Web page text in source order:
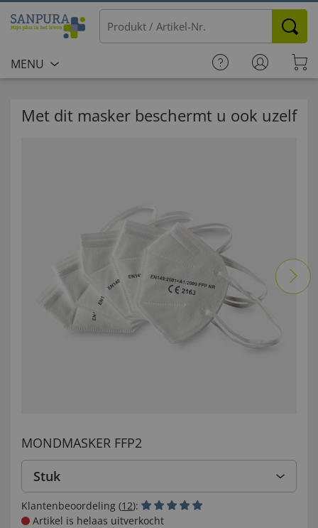
MENU
Met dit masker beschermt u ook uzelf
MONDMASKER FFP2
Stuk
Klantenbeoordeling (12):
Artikel is helaas uitverkocht